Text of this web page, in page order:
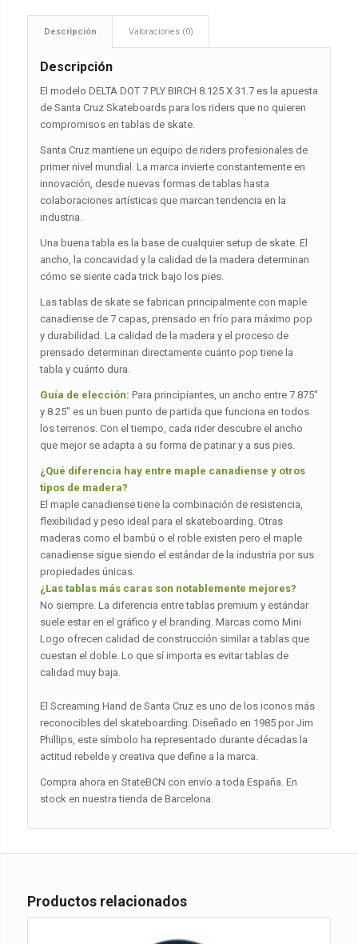
Descripción Valoraciones (0)
Descripción
El modelo DELTA DOT 7 PLY BIRCH 8.125 X 31.7 es la apuesta
de Santa Cruz Skateboards para los riders que no quieren
compromisos en tablas de skate.
Santa Cruz mantiene un equipo de riders profesionales de
primer nivel mundial. La marca invierte constantemente en
innovación, desde nuevas formas de tablas hasta
colaboraciones artísticas que marcan tendencia en la
industria.
Una buena tabla es la base de cualquier setup de skate. El
ancho, la concavidad y la calidad de la madera determinan
cómo se siente cada trick bajo los pies.
Las tablas de skate se fabrican principalmente con maple
canadiense de 7 capas, prensado en frío para máximo pop
y durabilidad. La calidad de la madera y el proceso de
prensado determinan directamente cuánto pop tiene la
tabla y cuánto dura.
Guía de elección: Para principiantes, un ancho entre 7.875″
y 8.25″ es un buen punto de partida que funciona en todos
los terrenos. Con el tiempo, cada rider descubre el ancho
que mejor se adapta a su forma de patinar y a sus pies.
¿Qué diferencia hay entre maple canadiense y otros
tipos de madera?
El maple canadiense tiene la combinación de resistencia,
flexibilidad y peso ideal para el skateboarding. Otras
maderas como el bambú o el roble existen pero el maple
canadiense sigue siendo el estándar de la industria por sus
propiedades únicas.
¿Las tablas más caras son notablemente mejores?
No siempre. La diferencia entre tablas premium y estándar
suele estar en el gráfico y el branding. Marcas como Mini
Logo ofrecen calidad de construcción similar a tablas que
cuestan el doble. Lo que sí importa es evitar tablas de
calidad muy baja.
El Screaming Hand de Santa Cruz es uno de los iconos más
reconocibles del skateboarding. Diseñado en 1985 por Jim
Phillips, este símbolo ha representado durante décadas la
actitud rebelde y creativa que define a la marca.
Compra ahora en StateBCN con envío a toda España. En
stock en nuestra tienda de Barcelona.
Productos relacionados